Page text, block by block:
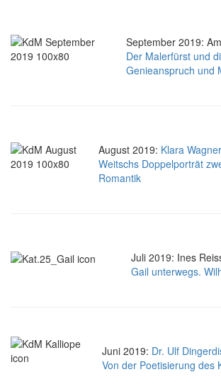
September 2019:
Der Malerfürst und
Genieanspruch und
August 2019: Klara
Weitschs Doppelporträt
Romantik
Juli 2019: Ines
Gail unterwegs.
Juni 2019: Dr. Ulf
Von der Poetisierung des